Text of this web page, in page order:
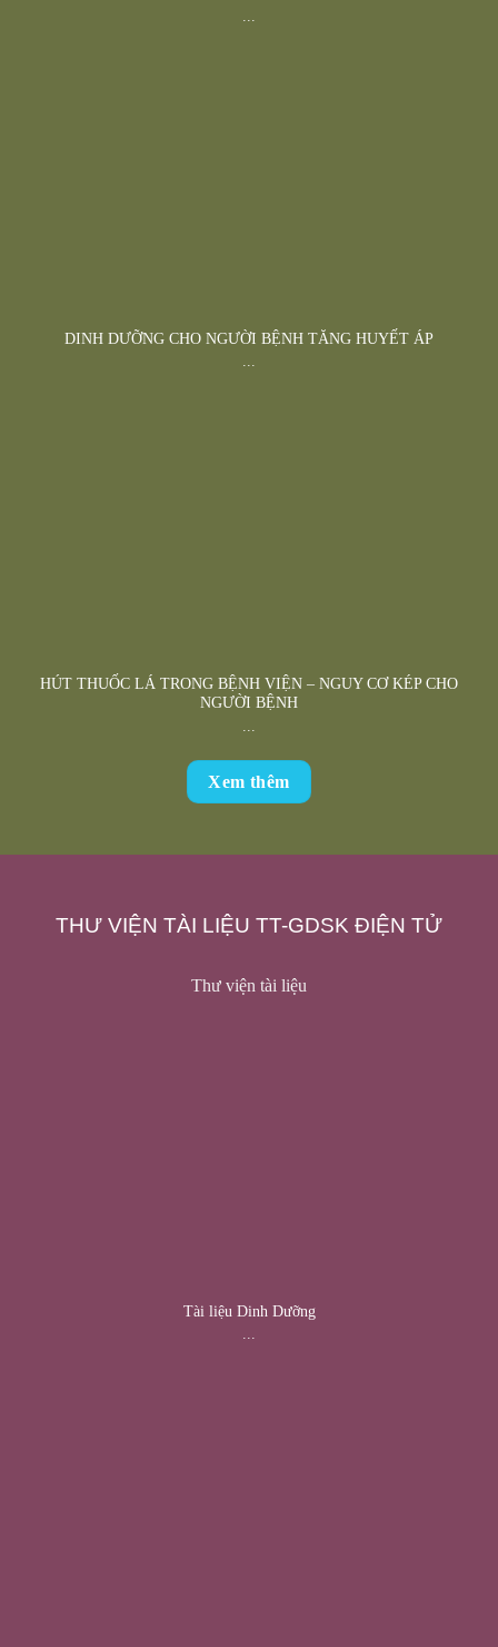
DINH DƯỠNG CHO NGƯỜI BỆNH TĂNG HUYẾT ÁP
...
HÚT THUỐC LÁ TRONG BỆNH VIỆN – NGUY CƠ KÉP CHO
NGƯỜI BỆNH
Xem thêm
THƯ VIỆN TÀI LIỆU TT-GDSK ĐIỆN TỬ
Thư viện tài liệu
Tài liệu Dinh Dưỡng
...